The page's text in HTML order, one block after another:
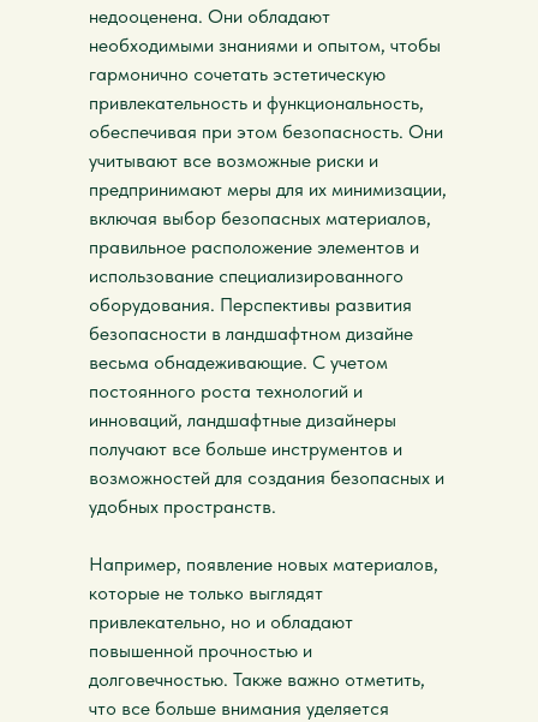
недооценена. Они обладают
необходимыми знаниями и опытом, чтобы
гармонично сочетать эстетическую
привлекательность и функциональность,
обеспечивая при этом безопасность. Они
учитывают все возможные риски и
предпринимают меры для их минимизации,
включая выбор безопасных материалов,
правильное расположение элементов и
использование специализированного
оборудования. Перспективы развития
безопасности в ландшафтном дизайне
весьма обнадеживающие. С учетом
постоянного роста технологий и
инноваций, ландшафтные дизайнеры
получают все больше инструментов и
возможностей для создания безопасных и
удобных пространств.
Например, появление новых материалов,
которые не только выглядят
привлекательно, но и обладают
повышенной прочностью и
долговечностью. Также важно отметить,
что все больше внимания уделяется